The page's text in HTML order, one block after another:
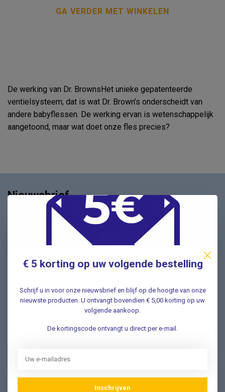
GA VERDER MET WINKELEN
De werking van Dr. BrownsHet unieke gepatenteerde
ventielsysteem; dat is wat Dr. Brown’s onderscheidt van
andere babyflessen. De werking ervan is wetenschappelijk
aangetoond, maar wat doet onze fles precies?
Vragen? Wij helpen graag!
✔ Snelle antwoorden op veelgestelde vragen ✔ Direct
contact met onze klantenservice ✔ Altijd hulp bij uw
Veelgestelde Vragen
Nieuwsbrief
Schrijf u in voor onze nieuwsbrief en ontvang als eerste
nieuwe aanbiedingen Meld u nu aan ➡️
€ 5 korting op uw volgende bestelling
Schrijf u in voor onze nieuwsbrief en blijf op de hoogte van onze
nieuwste producten. U ontvangt bovendien € 5,00 korting op uw
volgende aankoop.
De kortingscode ontvangt u direct per e-mail.
Inschrijven